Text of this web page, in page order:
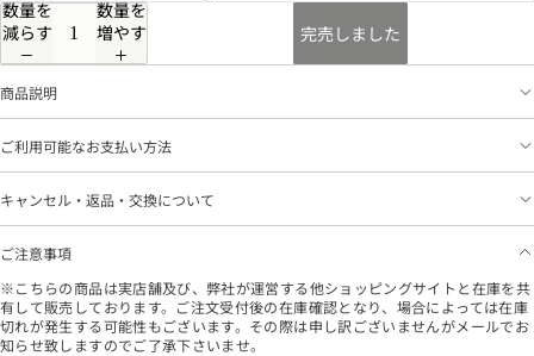
数量を
減らす
数量を
増やす
完売しました
商品説明
ご利用可能なお支払い方法
キャンセル・返品・交換について
ご注意事項
※こちらの商品は実店舗及び、弊社が運営する他ショッピングサイトと在庫を共
有して販売しております。ご注文受付後の在庫確認となり、場合によっては在庫
切れが発生する可能性もございます。その際は申し訳ございませんがメールでお
知らせ致しますのでご了承下さいませ。